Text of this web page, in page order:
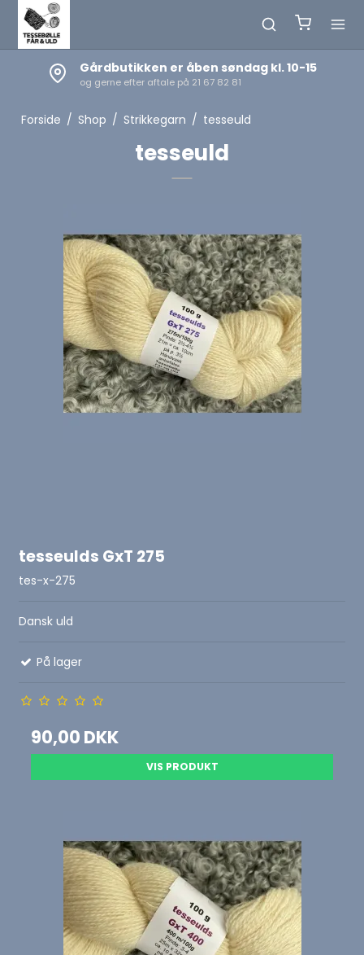
Gårdbutikken er åben søndag kl. 10-15
og gerne efter aftale på 21 67 82 81
Forside / Shop / Strikkegarn / tesseuld
tesseuld
tesseulds GxT 275
tes-x-275
Dansk uld
På lager
90,00 DKK
VIS PRODUKT